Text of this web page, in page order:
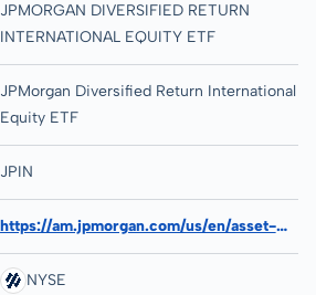
JPMORGAN DIVERSIFIED RETURN
INTERNATIONAL EQUITY ETF
JPMorgan Diversified Return International
Equity ETF
JPIN
https://am.jpmorgan.com/us/en/asset-management/adv/products/jpmorgan-diversified-return-international-equity-etf-etf-shares-46641q209
NYSE